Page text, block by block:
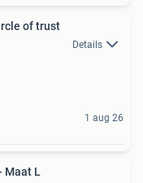
of trust
Details
1 aug 26
Maat L